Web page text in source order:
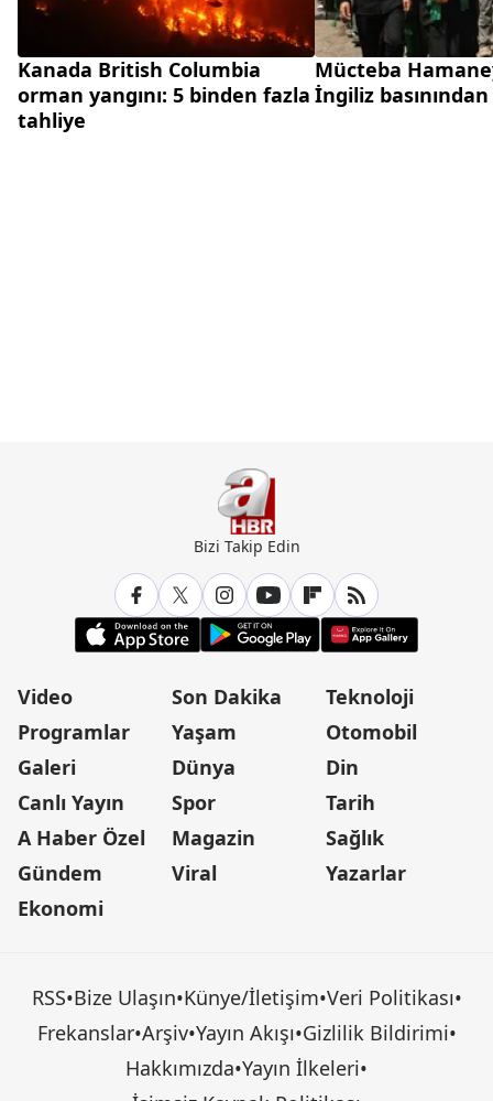
Kanada British Columbia
orman yangını: 5 binden fazla
tahliye
Mücteba
İngiliz
Bizi Takip Edin
Video
Programlar
Galeri
Canlı Yayın
A Haber Özel
Gündem
Ekonomi
Son Dakika
Yaşam
Dünya
Spor
Magazin
Viral
Teknoloji
Otomobil
Din
Tarih
Sağlık
Yazarlar
RSS•Bize Ulaşın•Künye/İletişim•Veri Politikası•
Frekanslar•Arşiv•Yayın Akışı•Gizlilik Bildirimi•
Hakkımızda•Yayın İlkeleri•